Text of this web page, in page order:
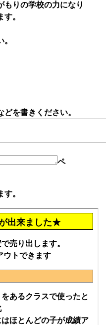
もりの学校の力になり
。
を書きください。
ペ
。